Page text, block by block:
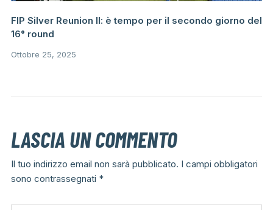
FIP Silver Reunion II: è tempo per il secondo giorno del
16° round
Ottobre 25, 2025
LASCIA UN COMMENTO
Il tuo indirizzo email non sarà pubblicato. I campi obbligatori
sono contrassegnati *